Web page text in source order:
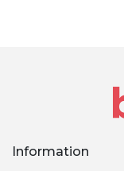
Information